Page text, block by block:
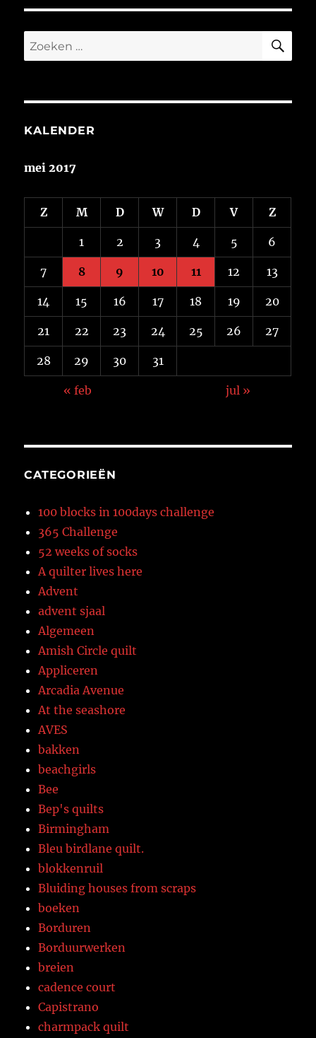
Zoeken
naar:
KALENDER
mei 2017
Z M D W D V Z
1 2 3 4 5 6
7 8 9 10 11 12 13
14 15 16 17 18 19 20
21 22 23 24 25 26 27
28 29 30 31
« feb jul »
CATEGORIEËN
100 blocks in 100days challenge
365 Challenge
52 weeks of socks
A quilter lives here
Advent
advent sjaal
Algemeen
Amish Circle quilt
Appliceren
Arcadia Avenue
At the seashore
AVES
bakken
beachgirls
Bee
Bep's quilts
Birmingham
Bleu birdlane quilt.
blokkenruil
Bluiding houses from scraps
boeken
Borduren
Borduurwerken
breien
cadence court
Capistrano
charmpack quilt